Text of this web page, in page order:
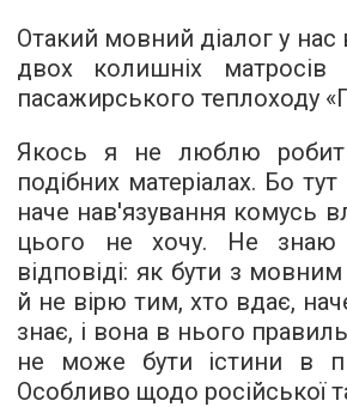
Отакий мовний діалог у нас
двох колишніх матросів
пасажирського теплоходу
Якось я не люблю
подібних матеріалах. Бо
наче нав'язування комусь
цього не хочу. Не знаю
відповіді: як бути з
й не вірю тим, хто вдає,
знає, і вона в нього
не може бути істини в
Особливо щодо російської